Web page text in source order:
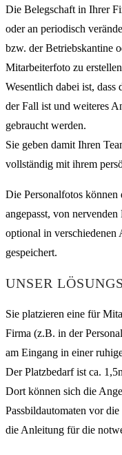
Die Belegschaft in Ihrer
oder an periodisch
bzw. der Betriebskantine
Mitarbeiterfoto zu
Wesentlich dabei ist, dass
der Fall ist und weiteres
gebraucht werden.
Sie geben damit Ihren
vollständig mit ihrem
Die Personalfotos können
angepasst, von
optional in verschiedenen
gespeichert.
UNSER
Sie platzieren eine für
Firma (z.B. in der
am Eingang in einer
Der Platzbedarf ist ca.
Dort können sich die
Passbildautomaten vor
die Anleitung für die